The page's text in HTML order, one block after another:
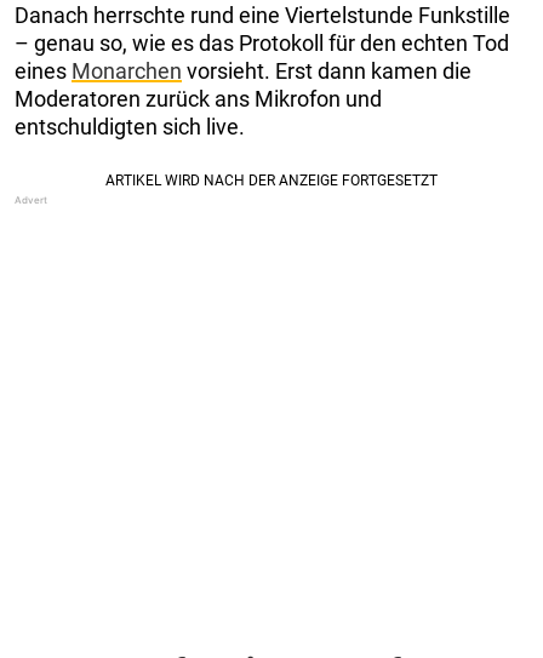
Danach herrschte rund eine Viertelstunde Funkstille
– genau so, wie es das Protokoll für den echten Tod
eines Monarchen vorsieht. Erst dann kamen die
Moderatoren zurück ans Mikrofon und
entschuldigten sich live.